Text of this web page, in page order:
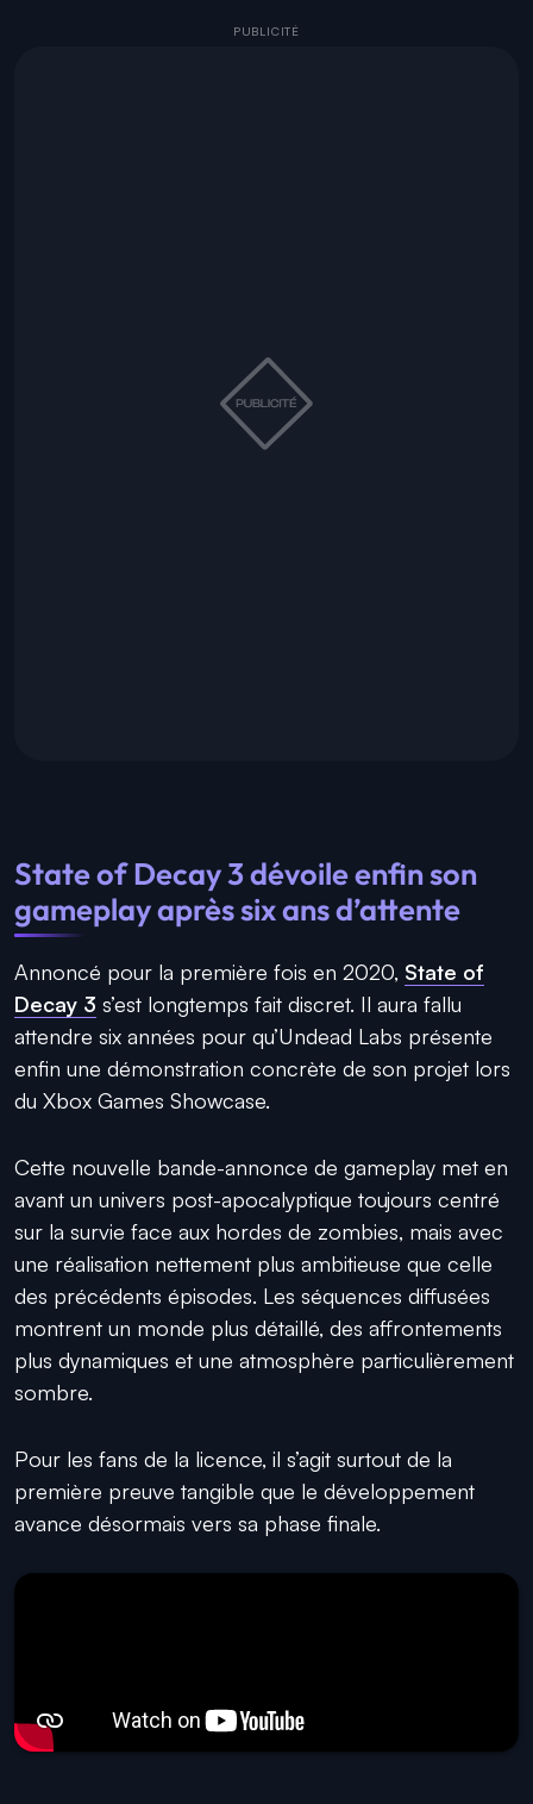
State of Decay 3 dévoile enfin son
gameplay après six ans d’attente
Annoncé pour la première fois en 2020, State of
Decay 3 s’est longtemps fait discret. Il aura fallu
attendre six années pour qu’Undead Labs présente
enfin une démonstration concrète de son projet lors
du Xbox Games Showcase.
Cette nouvelle bande-annonce de gameplay met en
avant un univers post-apocalyptique toujours centré
sur la survie face aux hordes de zombies, mais avec
une réalisation nettement plus ambitieuse que celle
des précédents épisodes. Les séquences diffusées
montrent un monde plus détaillé, des affrontements
plus dynamiques et une atmosphère particulièrement
sombre.
Pour les fans de la licence, il s’agit surtout de la
première preuve tangible que le développement
avance désormais vers sa phase finale.